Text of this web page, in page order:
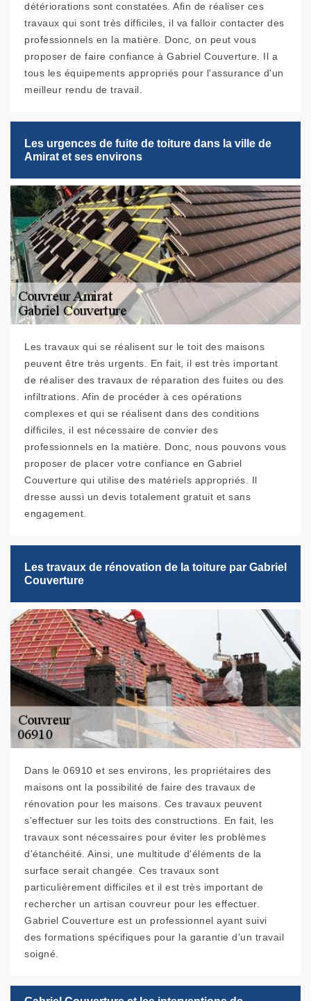
détériorations sont constatées. Afin de réaliser ces
travaux qui sont très difficiles, il va falloir contacter des
professionnels en la matière. Donc, on peut vous
proposer de faire confiance à Gabriel Couverture. Il a
tous les équipements appropriés pour l'assurance d'un
meilleur rendu de travail.
Les urgences de fuite de toiture dans la ville de
Amirat et ses environs
Les travaux qui se réalisent sur le toit des maisons
peuvent être très urgents. En fait, il est très important
de réaliser des travaux de réparation des fuites ou des
infiltrations. Afin de procéder à ces opérations
complexes et qui se réalisent dans des conditions
difficiles, il est nécessaire de convier des
professionnels en la matière. Donc, nous pouvons vous
proposer de placer votre confiance en Gabriel
Couverture qui utilise des matériels appropriés. Il
dresse aussi un devis totalement gratuit et sans
engagement.
Les travaux de rénovation de la toiture par Gabriel
Couverture
Dans le 06910 et ses environs, les propriétaires des
maisons ont la possibilité de faire des travaux de
rénovation pour les maisons. Ces travaux peuvent
s'effectuer sur les toits des constructions. En fait, les
travaux sont nécessaires pour éviter les problèmes
d'étanchéité. Ainsi, une multitude d'éléments de la
surface serait changée. Ces travaux sont
particulièrement difficiles et il est très important de
rechercher un artisan couvreur pour les effectuer.
Gabriel Couverture est un professionnel ayant suivi
des formations spécifiques pour la garantie d'un travail
soigné.